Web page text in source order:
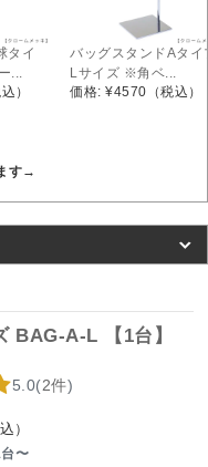
タイ
...
）
バッグスタンドAタイ
Lサイズ ※角ベ...
価格: ¥4570 （税込）
BAG-A-L 【1台】
5.0(2件)
）
〜